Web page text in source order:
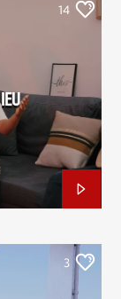
14
3